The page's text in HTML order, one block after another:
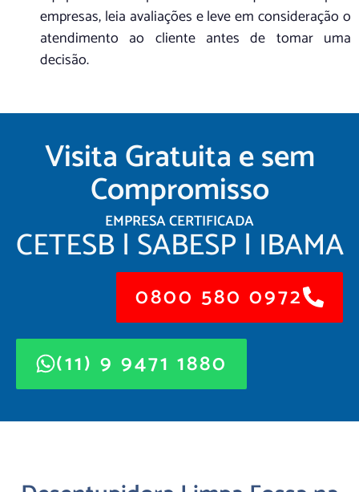
empresas, leia avaliações e leve em consideração o
atendimento ao cliente antes de tomar uma
decisão.
Visita Gratuita e sem
Compromisso
EMPRESA CERTIFICADA
CETESB | SABESP | IBAMA
0800 580 0972
(11) 9 9471 1880